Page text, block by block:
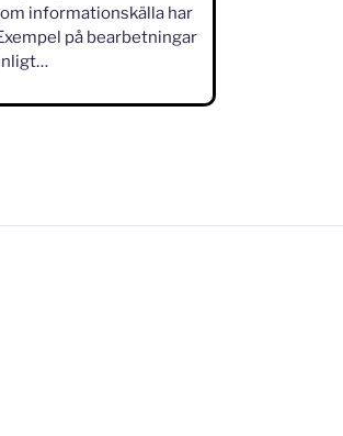
informationskälla har
på bearbetningar